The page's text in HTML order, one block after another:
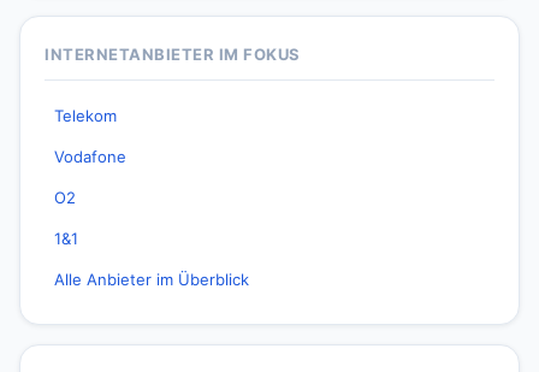
INTERNETANBIETER IM FOKUS
Telekom
Vodafone
O2
1&1
Alle Anbieter im Überblick